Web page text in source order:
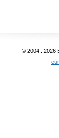
© 2004...2026